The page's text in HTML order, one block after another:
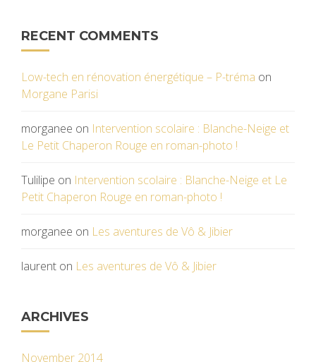
RECENT COMMENTS
Low-tech en rénovation énergétique – P-tréma on
Morgane Parisi
morganee on Intervention scolaire : Blanche-Neige et
Le Petit Chaperon Rouge en roman-photo !
Tulilipe on Intervention scolaire : Blanche-Neige et Le
Petit Chaperon Rouge en roman-photo !
morganee on Les aventures de Vô & Jibier
laurent on Les aventures de Vô & Jibier
ARCHIVES
November 2014